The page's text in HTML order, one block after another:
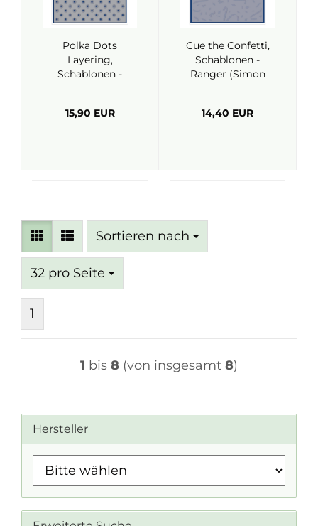
Polka Dots
Layering,
Schablonen -
15,90 EUR
Cue the Confetti,
Schablonen -
Ranger (Simon
14,40 EUR
Sortieren nach
Sortieren nach
32 pro Seite
pro Seite
1
1 bis 8 (von insgesamt 8)
Hersteller